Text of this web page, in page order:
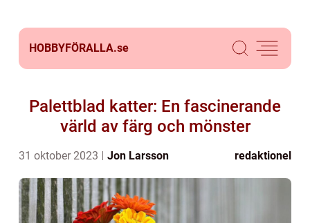
HOBBYFÖRALLA.se
Palettblad katter: En fascinerande
värld av färg och mönster
31 oktober 2023 Jon Larsson redaktionel